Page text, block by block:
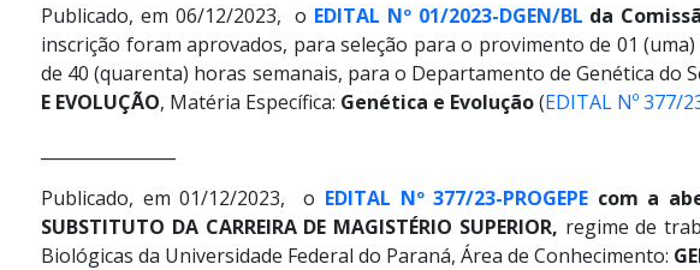
Publicado, em 06/12/2023, o EDITAL Nº 01/2023-DGEN/BL da
inscrição foram aprovados, para seleção para o provimento de 01 (uma)
de 40 (quarenta) horas semanais, para o Departamento de Genética do
E EVOLUÇÃO, Matéria Específica: Genética e Evolução(EDITAL Nº 377/
Publicado, em 01/12/2023, o EDITAL Nº 377/23-PROGEPE com a
SUBSTITUTO DA CARREIRA DE MAGISTÉRIO SUPERIOR, regime de
Biológicas da Universidade Federal do Paraná, Área de Conhecimento: